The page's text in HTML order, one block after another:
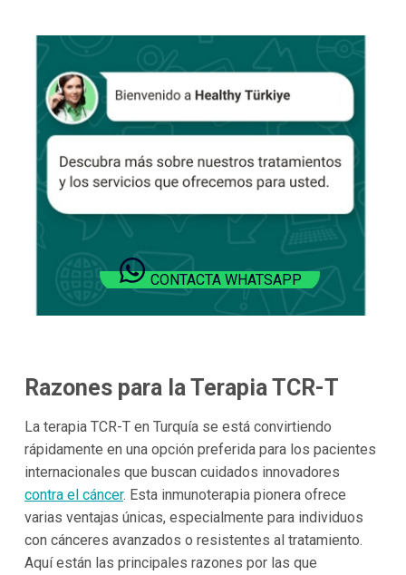
CONTACTA WHATSAPP
Razones para la Terapia TCR-T
La terapia TCR-T en Turquía se está convirtiendo
rápidamente en una opción preferida para los pacientes
internacionales que buscan cuidados innovadores
contra el cáncer. Esta inmunoterapia pionera ofrece
varias ventajas únicas, especialmente para individuos
con cánceres avanzados o resistentes al tratamiento.
Aquí están las principales razones por las que